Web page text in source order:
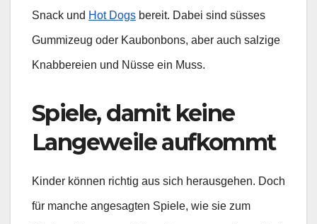
Snack und Hot Dogs bereit. Dabei sind süsses
Gummizeug oder Kaubonbons, aber auch salzige
Knabbereien und Nüsse ein Muss.
Spiele, damit keine
Langeweile aufkommt
Kinder können richtig aus sich herausgehen. Doch
für manche angesagten Spiele, wie sie zum